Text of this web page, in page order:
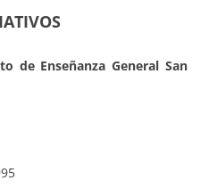
de Enseñanza General San